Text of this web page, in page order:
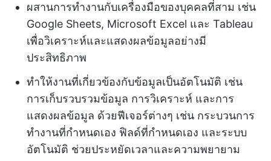
ผสานการทำงานกับเครื่องมือของบุคคลที่สาม เช่น
Google Sheets, Microsoft Excel และ Tableau
เพื่อวิเคราะห์และแสดงผลข้อมูลอย่างมี
ประสิทธิภาพ
ทำให้งานที่เกี่ยวข้องกับข้อมูลเป็นอัตโนมัติ เช่น
การเก็บรวบรวมข้อมูล การวิเคราะห์ และการ
แสดงผลข้อมูล ด้วยฟีเจอร์ต่างๆ เช่น กระบวนการ
ทำงานที่กำหนดเอง ฟิลด์ที่กำหนดเอง และระบบ
อัตโนมัติ ช่วยประหยัดเวลาและความพยายาม